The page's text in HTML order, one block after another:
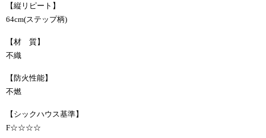
【縦リピート】
64cm(ステップ柄)
【材 質】
不織
【防火性能】
不燃
【シックハウス基準】
F☆☆☆☆